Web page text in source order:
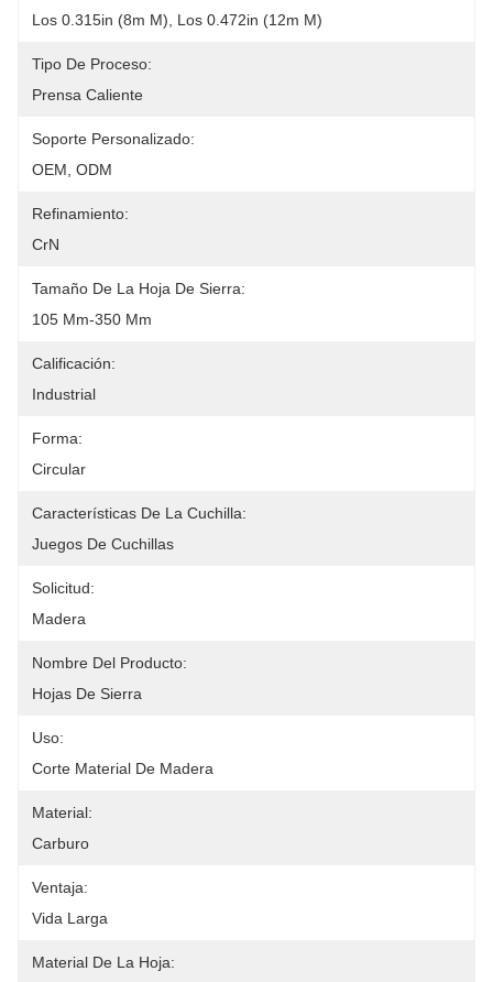
Los 0.315in (8m M), Los 0.472in (12m M)
Tipo De Proceso:
Prensa Caliente
Soporte Personalizado:
OEM, ODM
Refinamiento:
CrN
Tamaño De La Hoja De Sierra:
105 Mm-350 Mm
Calificación:
Industrial
Forma:
Circular
Características De La Cuchilla:
Juegos De Cuchillas
Solicitud:
Madera
Nombre Del Producto:
Hojas De Sierra
Uso:
Corte Material De Madera
Material:
Carburo
Ventaja:
Vida Larga
Material De La Hoja: